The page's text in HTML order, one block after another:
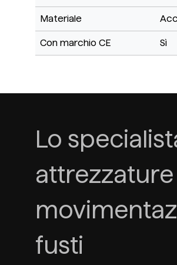
Materiale
Con marchio CE Sì
Lo
attrezzature
fusti